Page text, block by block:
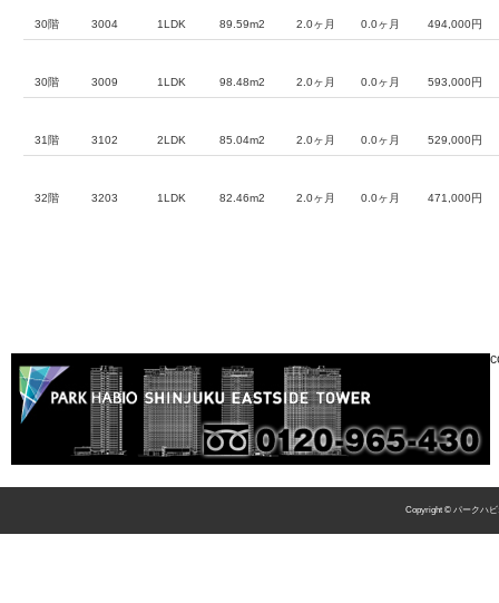
30階 3004 1LDK 89.59m2 2.0ヶ月 0.0ヶ月 494,000円
30階 3009 1LDK 98.48m2 2.0ヶ月 0.0ヶ月 593,000円
31階 3102 2LDK 85.04m2 2.0ヶ月 0.0ヶ月 529,000円
32階 3203 1LDK 82.46m2 2.0ヶ月 0.0ヶ月 471,000円
Copyright © パークハ